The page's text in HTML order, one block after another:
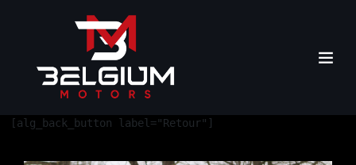
[alg_back_button label="Retour"]